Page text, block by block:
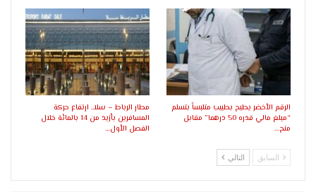
الرقم الأخضر يطيح بطبيب متلبساً بتسلم
“مبلغ مالي قدره 50 درهما” مقابل
منح…
مطار الرباط – سلا.. ارتفاع حركة
المسافرين بأزيد من 14 بالمائة خلال
الفصل الأول…
السابق التالي